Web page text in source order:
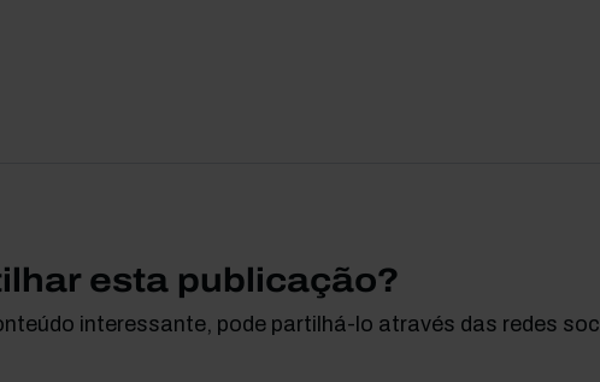
esta publicação?
interessante, pode partilhá-lo através das redes